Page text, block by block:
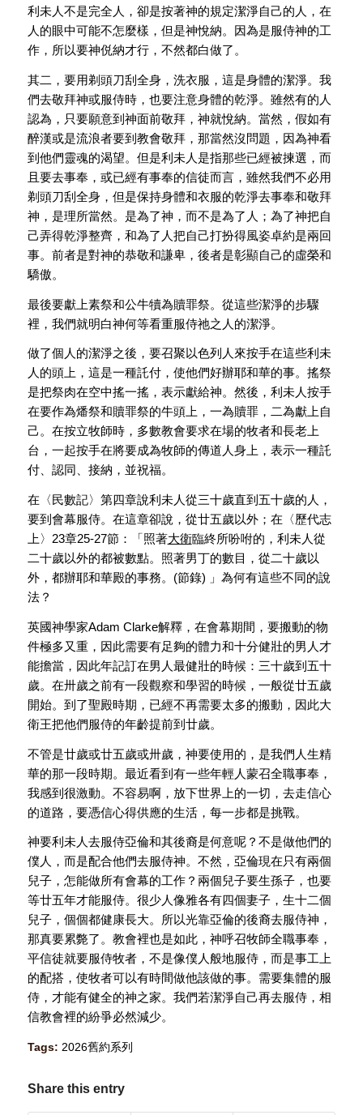
利未人不是完全人，卻是按著神的規定潔淨自己的人，在
人的眼中可能不怎麼樣，但是神悅納。因為是服侍神的工
作，所以要神侻納才行，不然都白做了。
其二，要用剃頭刀刮全身，洗衣服，這是身體的潔淨。我
們去敬拜神或服侍時，也要注意身體的乾淨。雖然有的人
認為，只要願意到神面前敬拜，神就悅納。當然，假如有
醉漢或是流浪者要到教會敬拜，那當然沒問題，因為神看
到他們靈魂的渴望。但是利未人是指那些已經被揀選，而
且要去事奉，或已經有事奉的信徒而言，雖然我們不必用
剃頭刀刮全身，但是保持身體和衣服的乾淨去事奉和敬拜
神，是理所當然。是為了神，而不是為了人；為了神把自
己弄得乾淨整齊，和為了人把自己打扮得風姿卓約是兩回
事。前者是對神的恭敬和謙卑，後者是彰顯自己的虛榮和
驕傲。
最後要獻上素祭和公牛犢為贖罪祭。從這些潔淨的步驟
裡，我們就明白神何等看重服侍祂之人的潔淨。
做了個人的潔淨之後，要召聚以色列人來按手在這些利未
人的頭上，這是一種託付，使他們好辦耶和華的事。搖祭
是把祭肉在空中搖一搖，表示獻給神。然後，利未人按手
在要作為燔祭和贖罪祭的牛頭上，一為贖罪，二為獻上自
己。在按立牧師時，多數教會要求在場的牧者和長老上
台，一起按手在將要成為牧師的傳道人身上，表示一種託
付、認同、接納，並祝福。
在〈民數記〉第四章說利未人從三十歲直到五十歲的人，
要到會幕服侍。在這章卻說，從廿五歲以外；在〈歷代志
上〉23章25-27節：「照著大衛臨終所吩咐的，利未人從
二十歲以外的都被數點。照著男丁的數目，從二十歲以
外，都辦耶和華殿的事務。(節錄) 」為何有這些不同的說
法？
英國神學家Adam Clarke解釋，在會幕期間，要搬動的物
件極多又重，因此需要有足夠的體力和十分健壯的男人才
能擔當，因此年記訂在男人最健壯的時候：三十歲到五十
歲。在卅歲之前有一段觀察和學習的時候，一般從廿五歲
開始。到了聖殿時期，已經不再需要太多的搬動，因此大
衛王把他們服侍的年齡提前到廿歲。
不管是廿歲或廿五歲或卅歲，神要使用的，是我們人生精
華的那一段時期。最近看到有一些年輕人蒙召全職事奉，
我感到很激動。不容易啊，放下世界上的一切，去走信心
的道路，要憑信心得供應的生活，每一步都是挑戰。
神要利未人去服侍亞倫和其後裔是何意呢？不是做他們的
僕人，而是配合他們去服侍神。不然，亞倫現在只有兩個
兒子，怎能做所有會幕的工作？兩個兒子要生孫子，也要
等廿五年才能服侍。很少人像雅各有四個妻子，生十二個
兒子，個個都健康長大。所以光靠亞倫的後裔去服侍神，
那真要累斃了。教會裡也是如此，神呼召牧師全職事奉，
平信徒就要服侍牧者，不是像僕人般地服侍，而是事工上
的配搭，使牧者可以有時間做他該做的事。需要集體的服
侍，才能有健全的神之家。我們若潔淨自己再去服侍，相
信教會裡的紛爭必然減少。
Tags: 2026舊約系列
Share this entry